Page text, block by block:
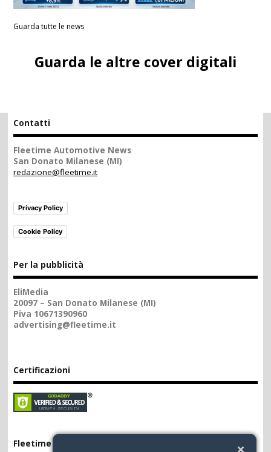
Guarda tutte le news
Guarda le altre cover digitali
Contatti
Fleetime Automotive News
San Donato Milanese (MI)
redazione@fleetime.it
Privacy Policy
Cookie Policy
Per la pubblicità
EliMedia
20097 – San Donato Milanese (MI)
Piva 10671390960
advertising@fleetime.it
Certificazioni
Fleetime App